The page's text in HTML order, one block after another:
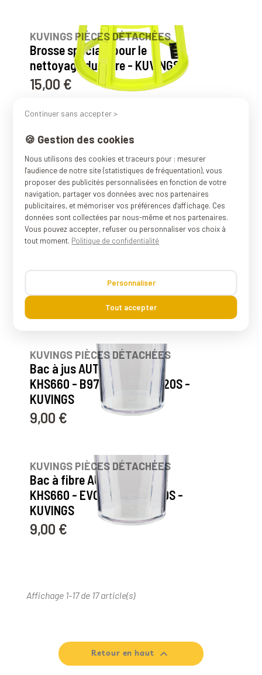
KUVINGS PIÈCES DÉTACHÉES
Brosse spéciale pour le
nettoyage du filtre - KUVINGS
Prix
15,00 €
KUVINGS PIÈCES DÉTACHÉES
Poignée Ouvre Couvercle :
B9700, B9700BX, D9900,
EVO820, EVO820S, REVO830,
REVO830S - KUVINGS
Prix
4,00 €
10avis
Livre de recettes pour
extracteur de jus
KUVINGS PIÈCES DÉTACHÉES
Bac à jus AUTO6 KHS650-
KHS660 - B9700BX - EVO820S -
KUVINGS
Prix
9,00 €
KUVINGS PIÈCES DÉTACHÉES
Bac à fibre AUTO6 KHS650-
KHS660 - EVO820 - EVO820S -
KUVINGS
Prix
9,00 €
Affichage 1-17 de 17 article(s)
Retour en haut 
Continuer sans accepter >
🍪 Gestion des cookies
Nous utilisons des cookies et traceurs pour : mesurer
l'audience de notre site (statistiques de fréquentation), vous
proposer des publicités personnalisées en fonction de votre
navigation, partager vos données avec nos partenaires
publicitaires, et mémoriser vos préférences d'affichage. Ces
données sont collectées par nous-même et nos partenaires.
Vous pouvez accepter, refuser ou personnaliser vos choix à
tout moment. Politique de confidentialité
Personnaliser
Tout accepter